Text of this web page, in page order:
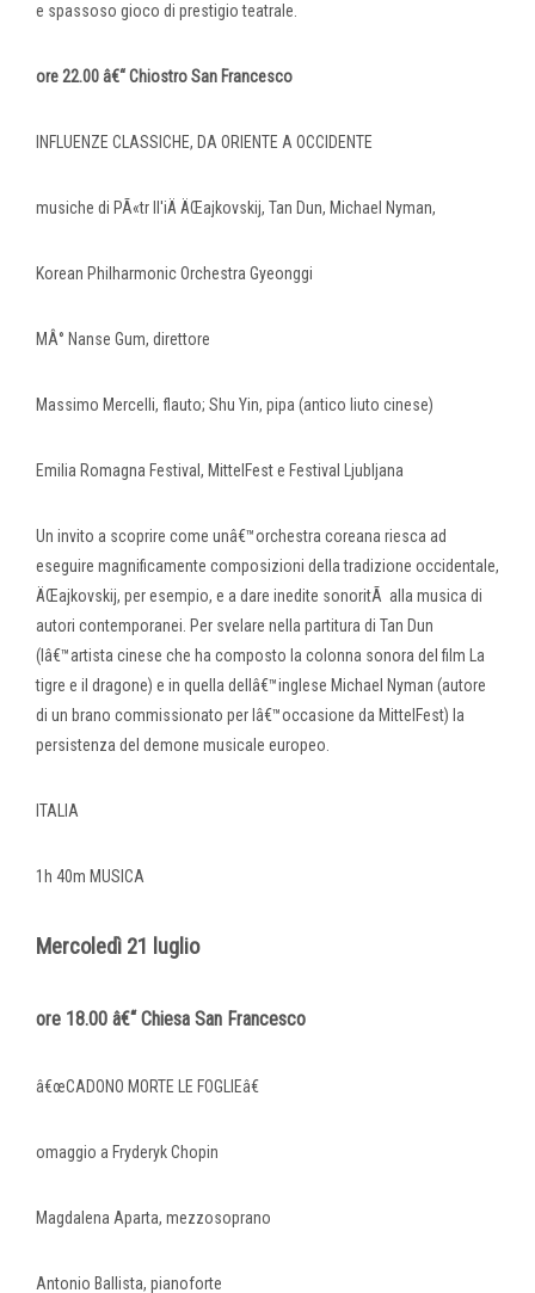
e spassoso gioco di prestigio teatrale.
ore 22.00 â€“ Chiostro San Francesco
INFLUENZE CLASSICHE, DA ORIENTE A OCCIDENTE
musiche di PÃ«tr Il'iÄ ÄŒajkovskij, Tan Dun, Michael Nyman,
Korean Philharmonic Orchestra Gyeonggi
MÂ° Nanse Gum, direttore
Massimo Mercelli, flauto; Shu Yin, pipa (antico liuto cinese)
Emilia Romagna Festival, MittelFest e Festival Ljubljana
Un invito a scoprire come unâ€™orchestra coreana riesca ad
eseguire magnificamente composizioni della tradizione occidentale,
ÄŒajkovskij, per esempio, e a dare inedite sonoritÃ alla musica di
autori contemporanei. Per svelare nella partitura di Tan Dun
(lâ€™artista cinese che ha composto la colonna sonora del film La
tigre e il dragone) e in quella dellâ€™inglese Michael Nyman (autore
di un brano commissionato per lâ€™occasione da MittelFest) la
persistenza del demone musicale europeo.
ITALIA
1h 40m MUSICA
Mercoledì 21 luglio
ore 18.00 â€“ Chiesa San Francesco
â€œCADONO MORTE LE FOGLIEâ€
omaggio a Fryderyk Chopin
Magdalena Aparta, mezzosoprano
Antonio Ballista, pianoforte